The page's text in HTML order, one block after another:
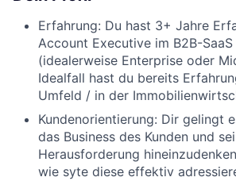
Erfahrung: Du hast 3+ Jahre
Account Executive im B2B-SaaS
(idealerweise Enterprise oder
Idealfall hast du bereits
Umfeld / in der
Kundenorientierung: Dir gelingt
das Business des Kunden und
Herausforderung
wie syte diese effektiv